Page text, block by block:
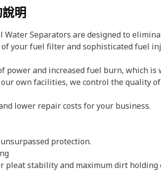
說明
Water Separators are designed to
your fuel filter and sophisticated fuel
power and increased fuel burn, which
own facilities, we control the quality
lower repair costs for your business.
protection.
pleat stability and maximum dirt holding